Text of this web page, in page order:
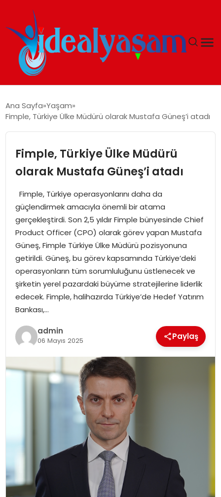
GÜNDEM
EKONOMI
İDEAL YAŞAM
İDEAL SPOR
YAŞAM
MAGAZIN
SAĞLIK
SOSYAL HABER
Ana Sayfa Yaşam
Fimple, Türkiye Ülke Müdürü olarak Mustafa Güneş’i atadı
Fimple, Türkiye Ülke Müdürü
olarak Mustafa Güneş’i atadı
Fimple, Türkiye operasyonlarını daha da
güçlendirmek amacıyla önemli bir atama
gerçekleştirdi. Son 2,5 yıldır Fimple bünyesinde Chief
Product Officer (CPO) olarak görev yapan Mustafa
Güneş, Fimple Türkiye Ülke Müdürü pozisyonuna
getirildi. Güneş, bu görev kapsamında Türkiye’deki
operasyonların tüm sorumluluğunu üstlenecek ve
şirketin yerel pazardaki büyüme stratejilerine liderlik
edecek. Fimple, halihazırda Türkiye’de Hedef Yatırım
Bankası,…
admin
06 Mayıs 2025 Paylaş